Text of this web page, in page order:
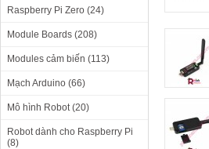
Raspberry Pi Zero (24)
Module Boards (208)
Modules cảm biến (113)
Mạch Arduino (66)
Mô hình Robot (20)
Robot dành cho Raspberry Pi
(8)